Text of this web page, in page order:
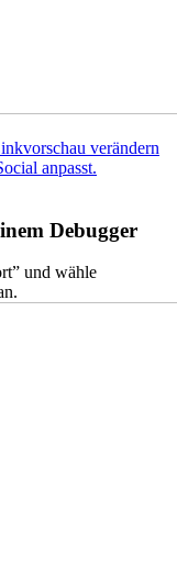
verändern
anpasst.
Debugger
und wähle